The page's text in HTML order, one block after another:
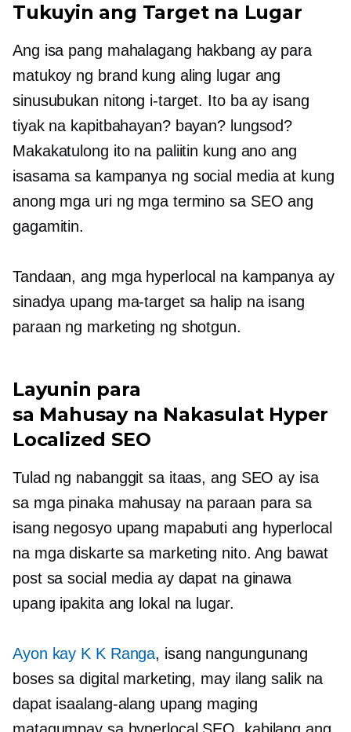
Tukuyin ang Target na Lugar
Ang isa pang mahalagang hakbang ay para
matukoy ng brand kung aling lugar ang
sinusubukan nitong i-target. Ito ba ay isang
tiyak na kapitbahayan? bayan? lungsod?
Makakatulong ito na paliitin kung ano ang
isasama sa kampanya ng social media at kung
anong mga uri ng mga termino sa SEO ang
gagamitin.
Tandaan, ang mga hyperlocal na kampanya ay
sinadya upang ma-target sa halip na isang
paraan ng marketing ng shotgun.
Layunin para
sa Mahusay na NakasulatHyper
Localized SEO
Tulad ng nabanggit sa itaas, ang SEO ay isa
sa mga pinaka mahusay na paraan para sa
isang negosyo upang mapabuti ang hyperlocal
na mga diskarte sa marketing nito. Ang bawat
post sa social media ay dapat na ginawa
upang ipakita ang lokal na lugar.
Ayon kay K K Ranga, isang nangungunang
boses sa digital marketing, may ilang salik na
dapat isaalang-alang upang maging